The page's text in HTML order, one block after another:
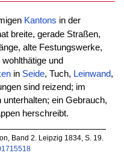
Kantons in der
breite, gerade Straßen,
alte Festungswerke,
und
in Seide, Tuch, Leinwand,
sind reizend; im
ein Gebrauch,
herschreibt.
Band 2. Leipzig 1834, S. 19.